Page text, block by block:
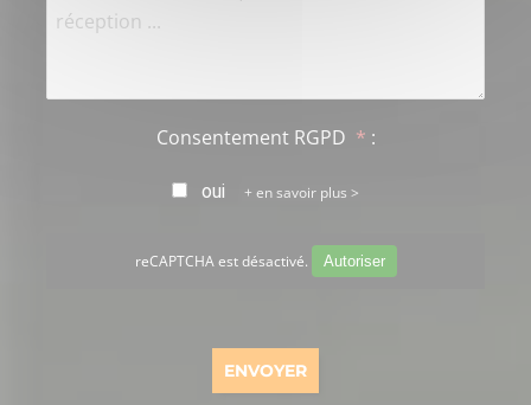
* :
oui en savoir plus >
reCAPTCHA est désactivé. Autoriser